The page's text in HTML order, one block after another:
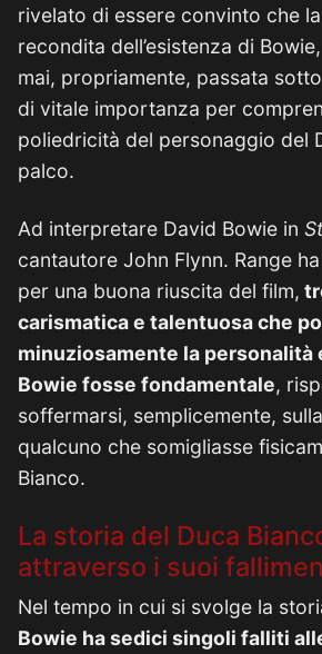
rivelato di essere convinto che
recondita dell’esistenza di
mai, propriamente, passata
di vitale importanza per
poliedricità del personaggio del
palco.
Ad interpretare David Bowie in
cantautore John Flynn. Range
per una buona riuscita del film,
carismatica e talentuosa che
minuziosamente la personalità
Bowie fosse fondamentale,
soffermarsi, semplicemente,
qualcuno che somigliasse
Bianco.
La storia del Duca
attraverso i suoi
Nel tempo in cui si svolge la
Bowie ha sedici singoli falliti